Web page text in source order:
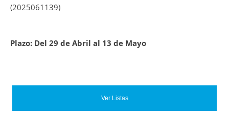
(2025061139)
Plazo: Del 29 de Abril al 13 de Mayo
Ver Listas